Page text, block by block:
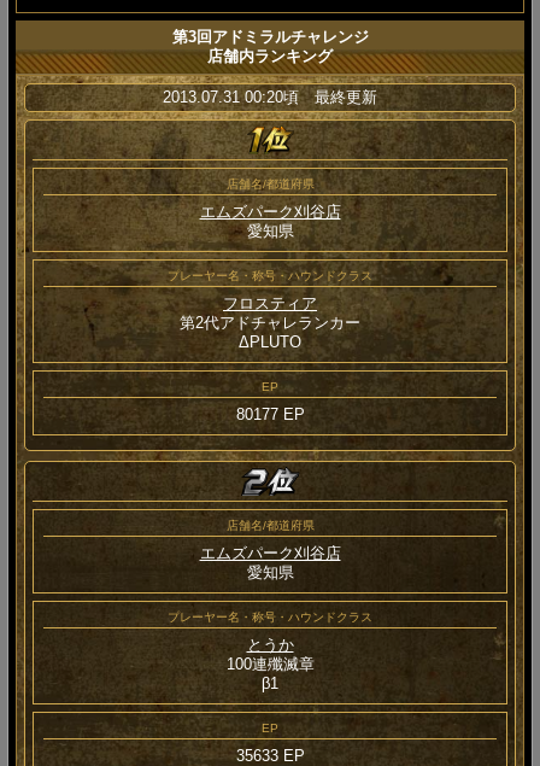
第3回アドミラルチャレンジ
店舗内ランキング
2013.07.31 00:20頃 最終更新
店舗名/都道府県
エムズパーク刈谷店
愛知県
プレーヤー名・称号・ハウンドクラス
フロスティア
第2代アドチャレランカー
ΔPLUTO
EP
80177 EP
店舗名/都道府県
エムズパーク刈谷店
愛知県
プレーヤー名・称号・ハウンドクラス
とうか
100連殲滅章
β1
EP
35633 EP